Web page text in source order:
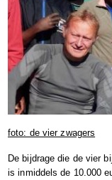
foto: de vier zwagers
De bijdrage die de vier
is inmiddels de 10.000